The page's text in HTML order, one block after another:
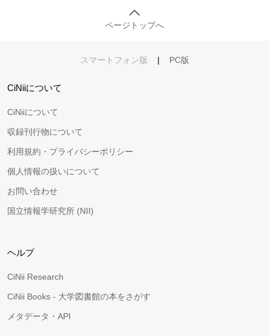
ページトップへ
スマートフォン版 | PC版
CiNiiについて
CiNiiについて
収録刊行物について
利用規約・プライバシーポリシー
個人情報の扱いについて
お問い合わせ
国立情報学研究所 (NII)
ヘルプ
CiNii Research
CiNii Books - 大学図書館の本をさがす
メタデータ・API